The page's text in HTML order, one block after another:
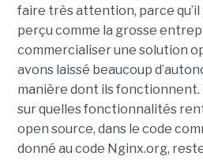
faire très attention, parce qu’il
perçu comme la grosse
commercialiser une solution
avons laissé beaucoup
manière dont ils fonctionnent.
sur quelles fonctionnalités
open source, dans le code
donné au code Nginx.org,